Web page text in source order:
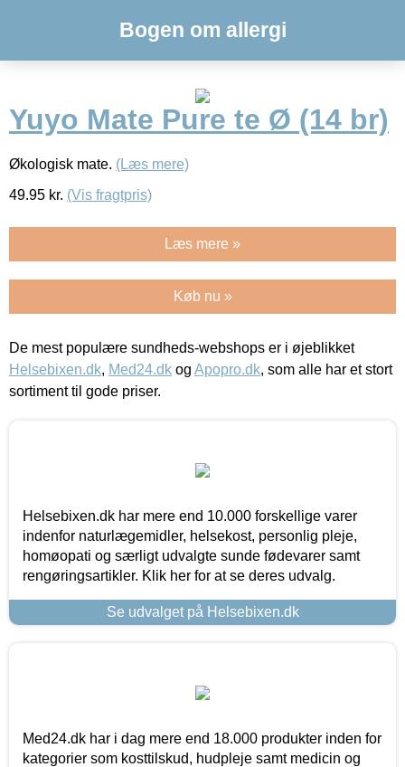
Bogen om allergi
Yuyo Mate Pure te Ø (14 br)
Økologisk mate. (Læs mere)
49.95 kr. (Vis fragtpris)
Læs mere »
Køb nu »
De mest populære sundheds-webshops er i øjeblikket
Helsebixen.dk, Med24.dk og Apopro.dk, som alle har et stort
sortiment til gode priser.
Helsebixen.dk har mere end 10.000 forskellige varer
indenfor naturlægemidler, helsekost, personlig pleje,
homøopati og særligt udvalgte sunde fødevarer samt
rengøringsartikler. Klik her for at se deres udvalg.
Se udvalget på Helsebixen.dk
Med24.dk har i dag mere end 18.000 produkter inden for
kategorier som kosttilskud, hudpleje samt medicin og